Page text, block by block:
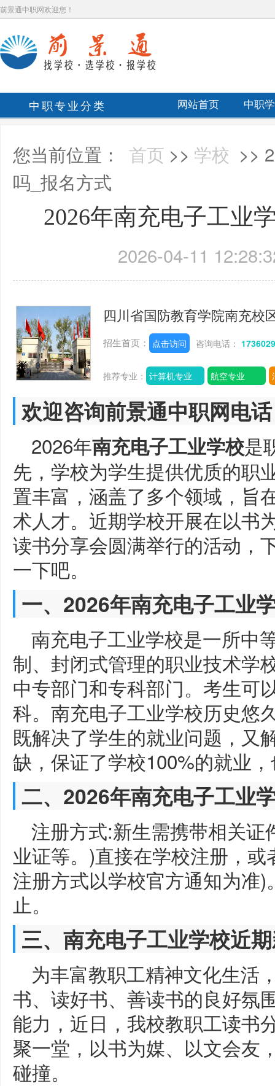
前景通中职网欢迎您！
中职专业分类 网站首页 中职
您当前位置： 首页 >> 学校 >>
吗_报名方式
2026年南充电子工业
2026-04-11
四川省国防教育学院南充校
招生首页： 点击访问 咨询电话：
推荐专业： 计算机专业 航空专业
欢迎咨询前景通中职网电
2026年南充电子工业学校是
先，学校为学生提供优质的职
置丰富，涵盖了多个领域，旨
术人才。近期学校开展在以书
读书分享会圆满举行的活动，
一下吧。
一、2026年南充电子工业
南充电子工业学校是一所中
制、封闭式管理的职业技术学
中专部门和专科部门。考生可
科。南充电子工业学校历史悠
既解决了学生的就业问题，又
缺，保证了学校100%的就业
二、2026年南充电子工业
注册方式:新生需携带相关
业证等。)直接在学校注册，
注册方式以学校官方通知为准
止。
三、南充电子工业学校近
为丰富教职工精神文化生活
书、读好书、善读书的良好氛
能力，近日，我校教职工读书
聚一堂，以书为媒、以文会友
碰撞。